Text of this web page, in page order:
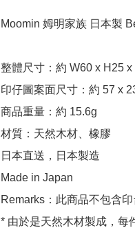
Moomin 姆明家族 日本製
整體尺寸：約 W60 x H25 x
印仔圖案面尺寸：約 57 x
商品重量：約 15.6g
材質：天然木材、橡膠
日本直送，日本製造
Made in Japan
Remarks：此商品不包含印
* 由於是天然木材製成，每